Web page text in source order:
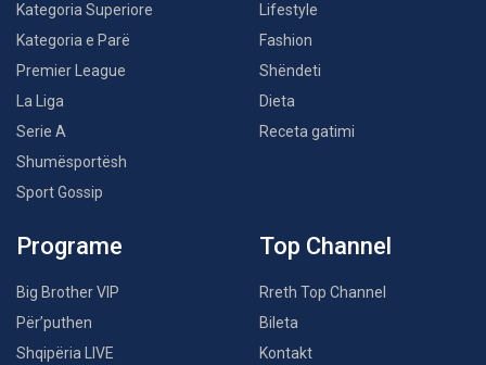
Kategoria Superiore
Kategoria e Parë
Premier League
La Liga
Serie A
Shumësportësh
Sport Gossip
Lifestyle
Fashion
Shëndeti
Dieta
Receta gatimi
Programe
Big Brother VIP
Për’puthen
Shqipëria LIVE
Top Channel
Rreth Top Channel
Bileta
Kontakt